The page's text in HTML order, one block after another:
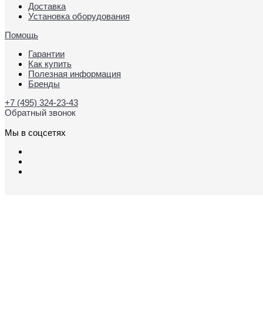
Доставка
Установка оборудования
Помощь
Гарантии
Как купить
Полезная информация
Бренды
+7 (495) 324-23-43
Обратный звонок
Мы в соцсетях